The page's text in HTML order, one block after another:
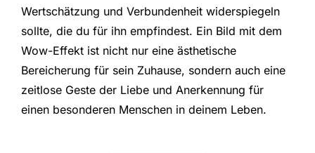
Wertschätzung und Verbundenheit widerspiegeln
sollte, die du für ihn empfindest. Ein Bild mit dem
Wow-Effekt ist nicht nur eine ästhetische
Bereicherung für sein Zuhause, sondern auch eine
zeitlose Geste der Liebe und Anerkennung für
einen besonderen Menschen in deinem Leben.